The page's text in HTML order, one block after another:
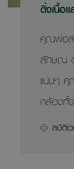
ติ่งเนื้อ
คุณพ่อ
ลักษณ์
แน่นๆ คุ
กล้องทั้
คุณพ่ออ
สมิติเ